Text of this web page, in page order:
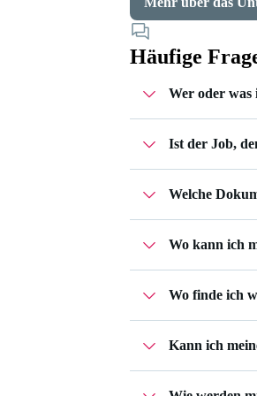
Häufige
Wer oder was
Campusjäger
Unternehmen
Deine
Ist der Job,
Welche
Das hängt
Profil
Wo kann ich
Deine
bewirbst.
Wo finde ich
Im
Kann ich